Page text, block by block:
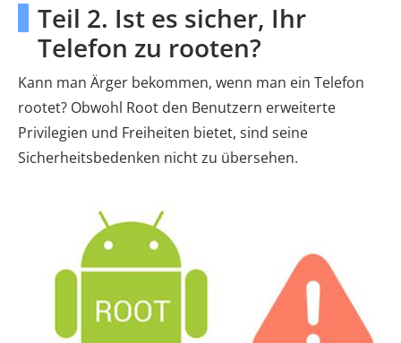
Teil 2. Ist es sicher, Ihr
Telefon zu rooten?
Kann man Ärger bekommen, wenn man ein Telefon
rootet? Obwohl Root den Benutzern erweiterte
Privilegien und Freiheiten bietet, sind seine
Sicherheitsbedenken nicht zu übersehen.